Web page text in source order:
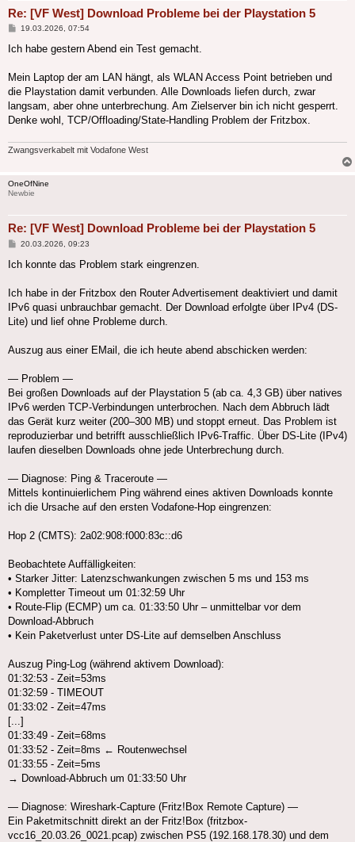
Re: [VF West] Download Probleme bei der Playstation 5
Beitrag
19.03.2026, 07:54
Ich habe gestern Abend ein Test gemacht.
Mein Laptop der am LAN hängt, als WLAN Access Point betrieben und
die Playstation damit verbunden. Alle Downloads liefen durch, zwar
langsam, aber ohne unterbrechung. Am Zielserver bin ich nicht gesperrt.
Denke wohl, TCP/Offloading/State-Handling Problem der Fritzbox.
Zwangsverkabelt mit Vodafone West
OneOfNine
Newbie
Re: [VF West] Download Probleme bei der Playstation 5
Beitrag
20.03.2026, 09:23
Ich konnte das Problem stark eingrenzen.
Ich habe in der Fritzbox den Router Advertisement deaktiviert und damit
IPv6 quasi unbrauchbar gemacht. Der Download erfolgte über IPv4 (DS-
Lite) und lief ohne Probleme durch.
Auszug aus einer EMail, die ich heute abend abschicken werden:
— Problem —
Bei großen Downloads auf der Playstation 5 (ab ca. 4,3 GB) über natives
IPv6 werden TCP-Verbindungen unterbrochen. Nach dem Abbruch lädt
das Gerät kurz weiter (200–300 MB) und stoppt erneut. Das Problem ist
reproduzierbar und betrifft ausschließlich IPv6-Traffic. Über DS-Lite (IPv4)
laufen dieselben Downloads ohne jede Unterbrechung durch.
— Diagnose: Ping & Traceroute —
Mittels kontinuierlichem Ping während eines aktiven Downloads konnte
ich die Ursache auf den ersten Vodafone-Hop eingrenzen:
Hop 2 (CMTS): 2a02:908:f000:83c::d6
Beobachtete Auffälligkeiten:
• Starker Jitter: Latenzschwankungen zwischen 5 ms und 153 ms
• Kompletter Timeout um 01:32:59 Uhr
• Route-Flip (ECMP) um ca. 01:33:50 Uhr – unmittelbar vor dem
Download-Abbruch
• Kein Paketverlust unter DS-Lite auf demselben Anschluss
Auszug Ping-Log (während aktivem Download):
01:32:53 - Zeit=53ms
01:32:59 - TIMEOUT
01:33:02 - Zeit=47ms
[...]
01:33:49 - Zeit=68ms
01:33:52 - Zeit=8ms ← Routenwechsel
01:33:55 - Zeit=5ms
→ Download-Abbruch um 01:33:50 Uhr
— Diagnose: Wireshark-Capture (Fritz!Box Remote Capture) —
Ein Paketmitschnitt direkt an der Fritz!Box (fritzbox-
vcc16_20.03.26_0021.pcap) zwischen PS5 (192.168.178.30) und dem